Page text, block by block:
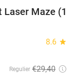
22%
Maze (1
8.6 star
Regulier €29,40